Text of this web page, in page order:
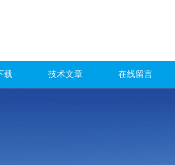
载 技术文章 在线留言